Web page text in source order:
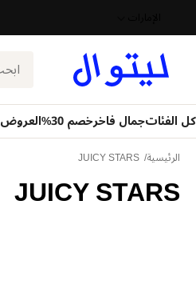
بحث
كل الفئاتجمال فاخرخصم 30% العروض
الرئيسية JUICY STARS
JUICY STARS